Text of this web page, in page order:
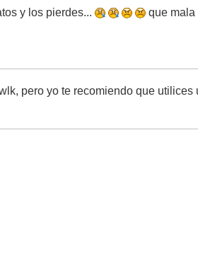
y los pierdes... que mala
pero yo te recomiendo que